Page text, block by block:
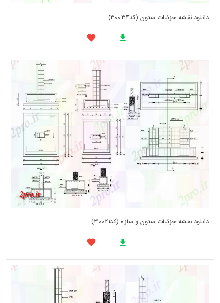
دانلود نقشه جزئیات ستون (کد30034)
دانلود نقشه جزئیات ستون و سازه (کد30021)